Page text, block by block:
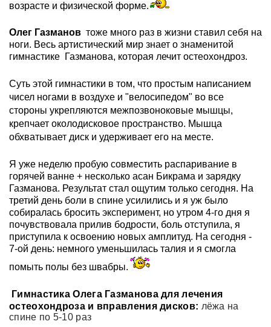
возрасте и физической форме.
Олег Газманов тоже много раз в жизни ставил себя на
ноги. Весь артистический мир знает о знаменитой
гимнастике Газманова, которая лечит остеохондроз.
Суть этой гимнастики в том, что простым написанием
чисел ногами в воздухе и "велосипедом" во все
стороны укрепляются межпозвоноковые мышцы,
крепчает околодисковое пространство. Мышца
обхватывает диск и удерживает его на месте.
Я уже неделю пробую совместить распаривание в
горячей ванне + несколько асан Бикрама и зарядку
Газманова. Результат стал ощутим только сегодня. На
третий день боли в спине усилились и я уж было
собиралась бросить эксперимент, но утром 4-го дня я
почувствовала прилив бодрости, боль отступила, я
приступила к освоению новых амплитуд. На сегодня -
7-ой день: немного уменьшилась талия и я смогла
помыть полы без швабры.
Гимнастика Олега Газманова для лечения
остеохондроза и вправления дисков: лёжа на
спине по 5-10 раз